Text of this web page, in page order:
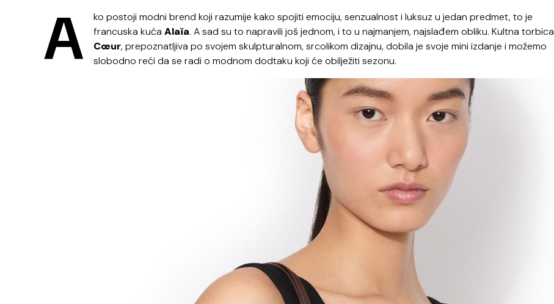
A
ko postoji modni brend koji razumije kako spojiti emociju, senzualnost i luksuz u jedan predmet, to je
francuska kuća Alaïa. A sad su to napravili još jednom, i to u najmanjem, najslađem obliku. Kultna torbica
Cœur, prepoznatljiva po svojem skulpturalnom, srcolikom dizajnu, dobila je svoje mini izdanje i možemo
slobodno reći da se radi o modnom dodtaku koji će obilježiti sezonu.